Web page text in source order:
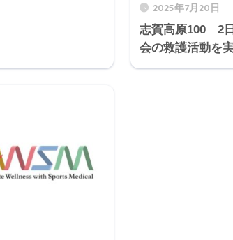
2025年7月20日
志賀高原100 2
会の救護活動を